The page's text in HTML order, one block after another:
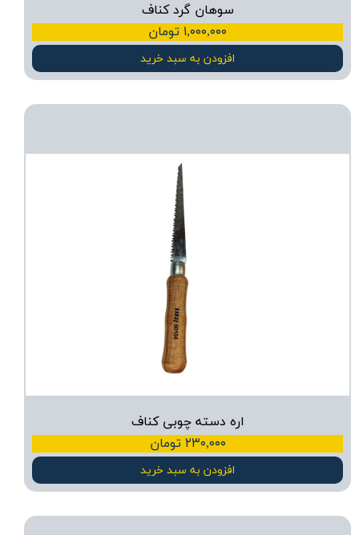
سوهان گرد کناف
۱,۰۰۰,۰۰۰ تومان
افزودن به سبد خرید
اره دسته چوبی کناف
۲۳۰,۰۰۰ تومان
افزودن به سبد خرید